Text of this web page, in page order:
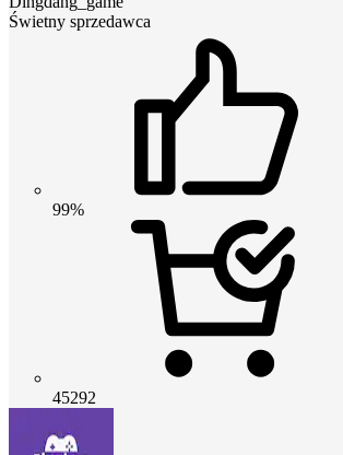
Świetny sprzedawca
99%
45292